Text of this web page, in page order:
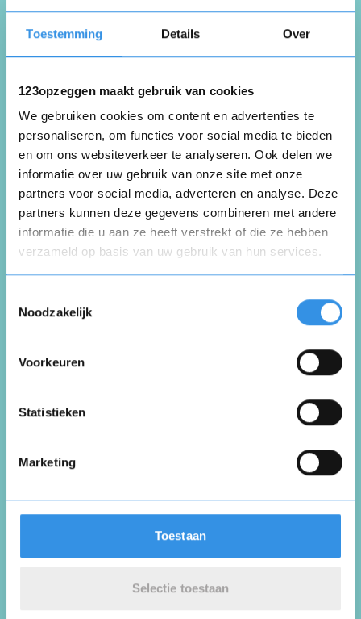
Toestemming Details Over
123opzeggen maakt gebruik van cookies
We gebruiken cookies om content en advertenties te
personaliseren, om functies voor social media te bieden
en om ons websiteverkeer te analyseren. Ook delen we
informatie over uw gebruik van onze site met onze
partners voor social media, adverteren en analyse. Deze
partners kunnen deze gegevens combineren met andere
informatie die u aan ze heeft verstrekt of die ze hebben
verzameld op basis van uw gebruik van hun services.
Noodzakelijk
Voorkeuren
Statistieken
Marketing
Toestaan
Selectie toestaan
Beoordeel je ervaring *
Plaats review